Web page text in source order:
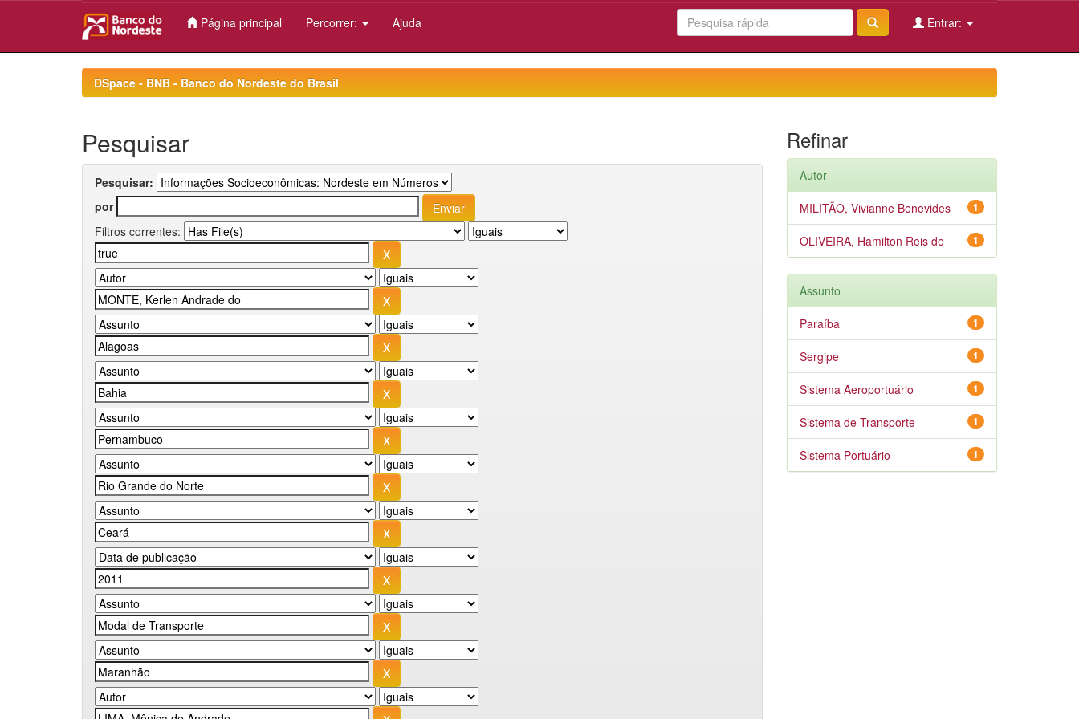
Página principal Percorrer: Ajuda Entrar:
DSpace - BNB - Banco do Nordeste do Brasil
Pesquisar
Pesquisar:
por
Filtros correntes:
Refinar
Autor
1
MILITÃO, Vivianne Benevides
1
OLIVEIRA, Hamilton Reis de
Assunto
1
Paraíba
1
Sergipe
1
Sistema Aeroportuário
1
Sistema de Transporte
1
Sistema Portuário